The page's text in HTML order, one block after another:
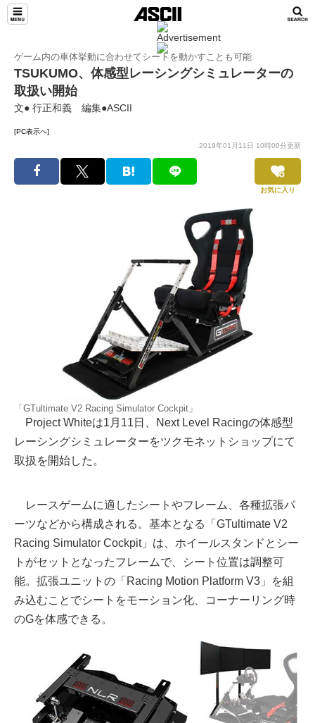
ゲーム内の車体挙動に合わせてシートを動かすことも可能
TSUKUMO、体感型レーシングシミュレーターの
取扱い開始
文● 行正和義 編集●ASCII
[PC表示へ]
2019年01月11日 10時00分更新
お気に入り
「GTultimate V2 Racing Simulator Cockpit」
Project Whiteは1月11日、Next Level Racingの体感型
レーシングシミュレーターをツクモネットショップにて
取扱を開始した。
レースゲームに適したシートやフレーム、各種拡張パ
ーツなどから構成される。基本となる「GTultimate V2
Racing Simulator Cockpit」は、ホイールスタンドとシー
トがセットとなったフレームで、シート位置は調整可
能。拡張ユニットの「Racing Motion Platform V3」を組
み込むことでシートをモーション化、コーナーリング時
のGを体感できる。